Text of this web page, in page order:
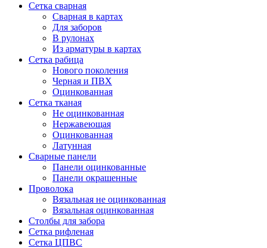
Сетка сварная
Сварная в картах
Для заборов
В рулонах
Из арматуры в картах
Сетка рабица
Нового поколения
Черная и ПВХ
Оцинкованная
Сетка тканая
Не оцинкованная
Нержавеющая
Оцинкованная
Латунная
Сварные панели
Панели оцинкованные
Панели окрашенные
Проволока
Вязальная не оцинкованная
Вязальная оцинкованная
Столбы для забора
Сетка рифленая
Сетка ЦПВС